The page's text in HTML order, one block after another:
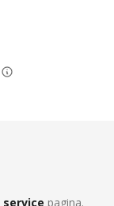
service pagina.